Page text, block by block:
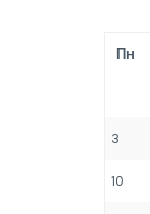
Пн
3
10